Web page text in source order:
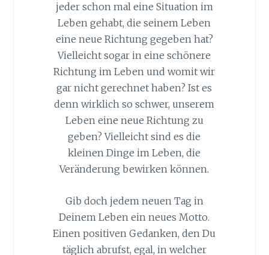
jeder schon mal eine Situation im
Leben gehabt, die seinem Leben
eine neue Richtung gegeben hat?
Vielleicht sogar in eine schönere
Richtung im Leben und womit wir
gar nicht gerechnet haben? Ist es
denn wirklich so schwer, unserem
Leben eine neue Richtung zu
geben? Vielleicht sind es die
kleinen Dinge im Leben, die
Veränderung bewirken können.
Gib doch jedem neuen Tag in
Deinem Leben ein neues Motto.
Einen positiven Gedanken, den Du
täglich abrufst, egal, in welcher